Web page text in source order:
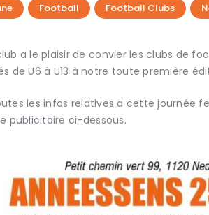
Football Football Clubs
a le plaisir de convier les clubs de
de U6 à U13 à notre toute première
les infos relatives a cette journée
publicitaire ci-dessous.